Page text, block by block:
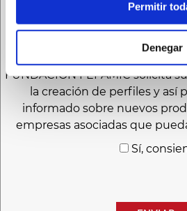
Permitir
Denegar
FUNDACIÓN FEPAMIC solicita
la creación de perfiles y así
informado sobre nuevos
empresas asociadas que
Sí,
favor,